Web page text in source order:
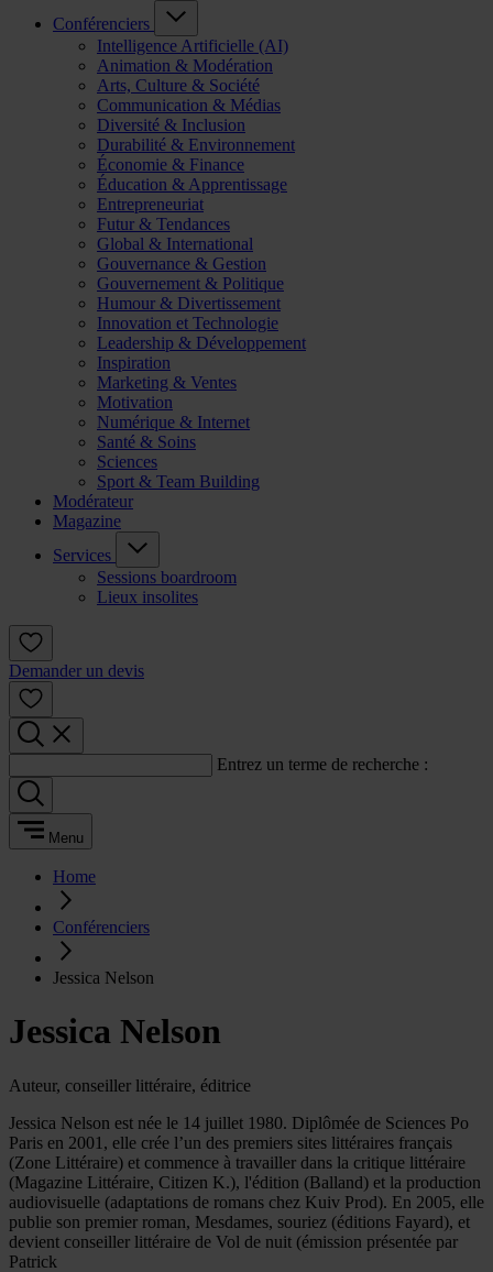
Conférenciers
Intelligence Artificielle (AI)
Animation & Modération
Arts, Culture & Société
Communication & Médias
Diversité & Inclusion
Durabilité & Environnement
Économie & Finance
Éducation & Apprentissage
Entrepreneuriat
Futur & Tendances
Global & International
Gouvernance & Gestion
Gouvernement & Politique
Humour & Divertissement
Innovation et Technologie
Leadership & Développement
Inspiration
Marketing & Ventes
Motivation
Numérique & Internet
Santé & Soins
Sciences
Sport & Team Building
Modérateur
Magazine
Services
Sessions boardroom
Lieux insolites
Demander un devis
Entrez un terme de recherche :
Menu
Home
Conférenciers
Jessica Nelson
Jessica Nelson
Auteur, conseiller littéraire, éditrice
Jessica Nelson est née le 14 juillet 1980. Diplômée de Sciences Po
Paris en 2001, elle crée l’un des premiers sites littéraires français
(Zone Littéraire) et commence à travailler dans la critique littéraire
(Magazine Littéraire, Citizen K.), l'édition (Balland) et la production
audiovisuelle (adaptations de romans chez Kuiv Prod). En 2005, elle
publie son premier roman, Mesdames, souriez (éditions Fayard), et
devient conseiller littéraire de Vol de nuit (émission présentée par
Patrick